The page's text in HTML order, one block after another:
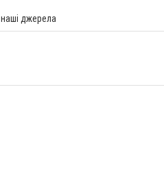
наші джерела